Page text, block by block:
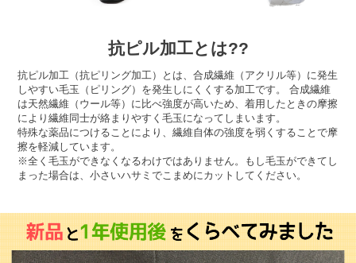
抗ピル加工とは??
抗ピル加工（抗ピリング加工）とは、合成繊維（アクリル等）に発生
しやすい毛玉（ピリング）を発生しにくくする加工です。 合成繊維
は天然繊維（ウール等）に比べ強度が高いため、着用したときの摩擦
により繊維同士が絡まりやすく毛玉になってしまいます。
特殊な薬品につけることにより、繊維自体の強度を弱くすることで摩
擦を軽減しています。
※全く毛玉ができなくなるわけではありません。もし毛玉ができてし
まった場合は、小さいハサミでこまめにカットしてください。